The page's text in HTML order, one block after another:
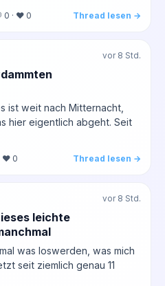
0 · ❤️ 0 Thread lesen →
vor 8 Std.
ist weit nach Mitternacht,
hier eigentlich abgeht. Seit
❤️ 0 Thread lesen →
vor 8 Std.
leichte
was loswerden, was mich
seit ziemlich genau 11